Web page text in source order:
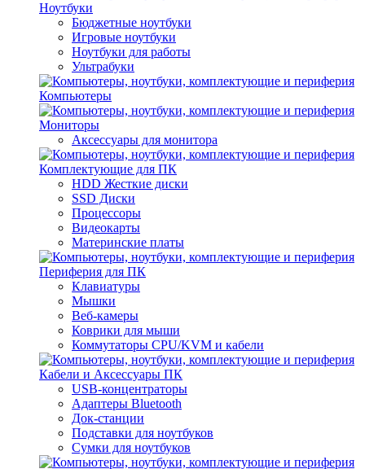
Ноутбуки
Бюджетные ноутбуки
Игровые ноутбуки
Ноутбуки для работы
Ультрабуки
Компьютеры
Мониторы
Аксессуары для монитора
Комплектующие для ПК
HDD Жесткие диски
SSD Диски
Процессоры
Видеокарты
Материнские платы
Периферия для ПК
Клавиатуры
Мышки
Веб-камеры
Коврики для мыши
Коммутаторы CPU/KVM и кабели
Кабели и Аксессуары ПК
USB-концентраторы
Адаптеры Bluetooth
Док-станции
Подставки для ноутбуков
Сумки для ноутбуков